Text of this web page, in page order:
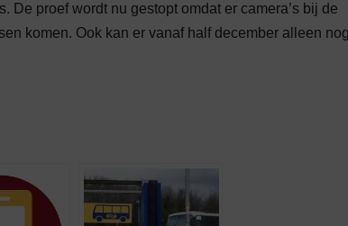
De proef wordt nu gestopt omdat er camera’s bij de
komen. Ook kan er vanaf half december alleen